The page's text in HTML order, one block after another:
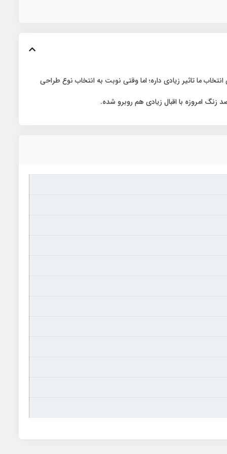
ما تاثیر زیادی داره؛ اما وقتی نوبت به انتخاب نوع طراحی